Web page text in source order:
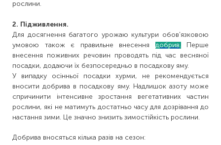
рослини.
2. Підживлення.
Для досягнення багатого урожаю культури обов'язковою
умовою також є правильне внесення добрив. Перше
внесення поживних речовин проводять під час весняної
посадки, додаючи їх безпосередньо в посадкову яму.
У випадку осінньої посадки хурми, не рекомендується
вносити добрива в посадкову яму. Надлишок азоту може
спричинити інтенсивне зростання вегетативних частин
рослини, які не матимуть достатньо часу для дозрівання до
настання зими. Це значно знизить зимостійкість рослини.
Добрива вносяться кілька разів на сезон: